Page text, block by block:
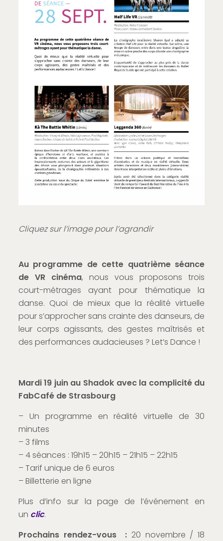
Cliquez sur l’image pour l’agrandir
Au programme de cette quatrième séance
de VR cinéma, nous vous proposons trois
court-métrages ayant pour thématique la
danse. Quoi de mieux que la réalité virtuelle
pour s’approcher sans crainte des danseurs, de
leur corps agissants, des gestes maîtrisés et
des performances audacieuses ? Let’s Dance !
Mardi 19 juin au Shadok avec la complicité du
FabCafé de Strasbourg
– Un programme en réalité virtuelle de 30
minutes
– 3 films
– 4 séances : 19h15 – 20h15 – 21h15 – 22h15
– Tarif unique de 6 euros
– Billetterie en ligne
Plus d’info sur la page de l’événement en
un clic.
Prochains rendez-vous : 20 novembre / 18